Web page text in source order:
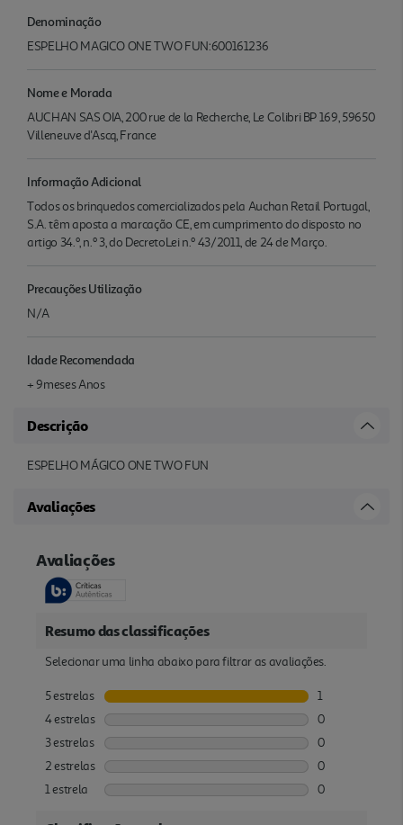
Denominação
ESPELHO MAGICO ONE TWO FUN:600161236
Nome e Morada
AUCHAN SAS OIA, 200 rue de la Recherche, Le Colibri BP 169, 59650
Villeneuve d'Ascq, France
Informação Adicional
Todos os brinquedos comercializados pela Auchan Retail Portugal,
S.A. têm aposta a marcação CE, em cumprimento do disposto no
artigo 34.º, n.º 3, do DecretoLei n.º 43/2011, de 24 de Março.
Precauções Utilização
N/A
Idade Recomendada
+ 9meses Anos
Descrição
ESPELHO MÁGICO ONE TWO FUN
Avaliações